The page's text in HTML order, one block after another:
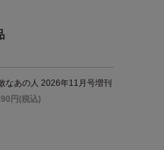
なあの人 2026年11月号増刊
円(税込)